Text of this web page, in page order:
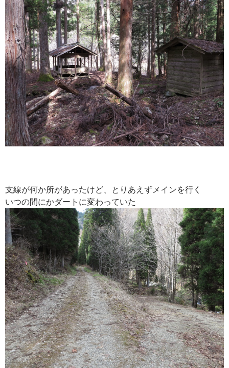
支線が何か所があったけど、とりあえずメインを行く
いつの間にかダートに変わっていた